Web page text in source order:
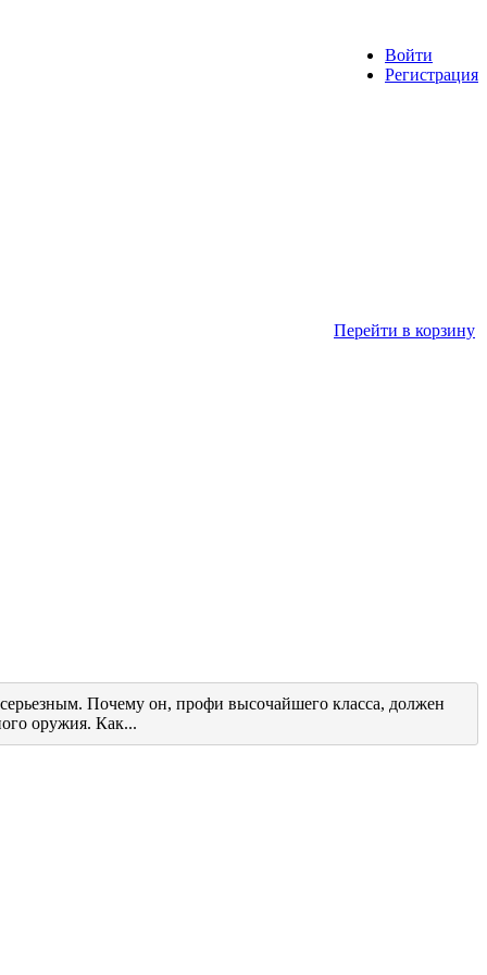
Войти
Регистрация
Перейти в корзину
Почему он, профи высочайшего класса, должен
оружия. Как...